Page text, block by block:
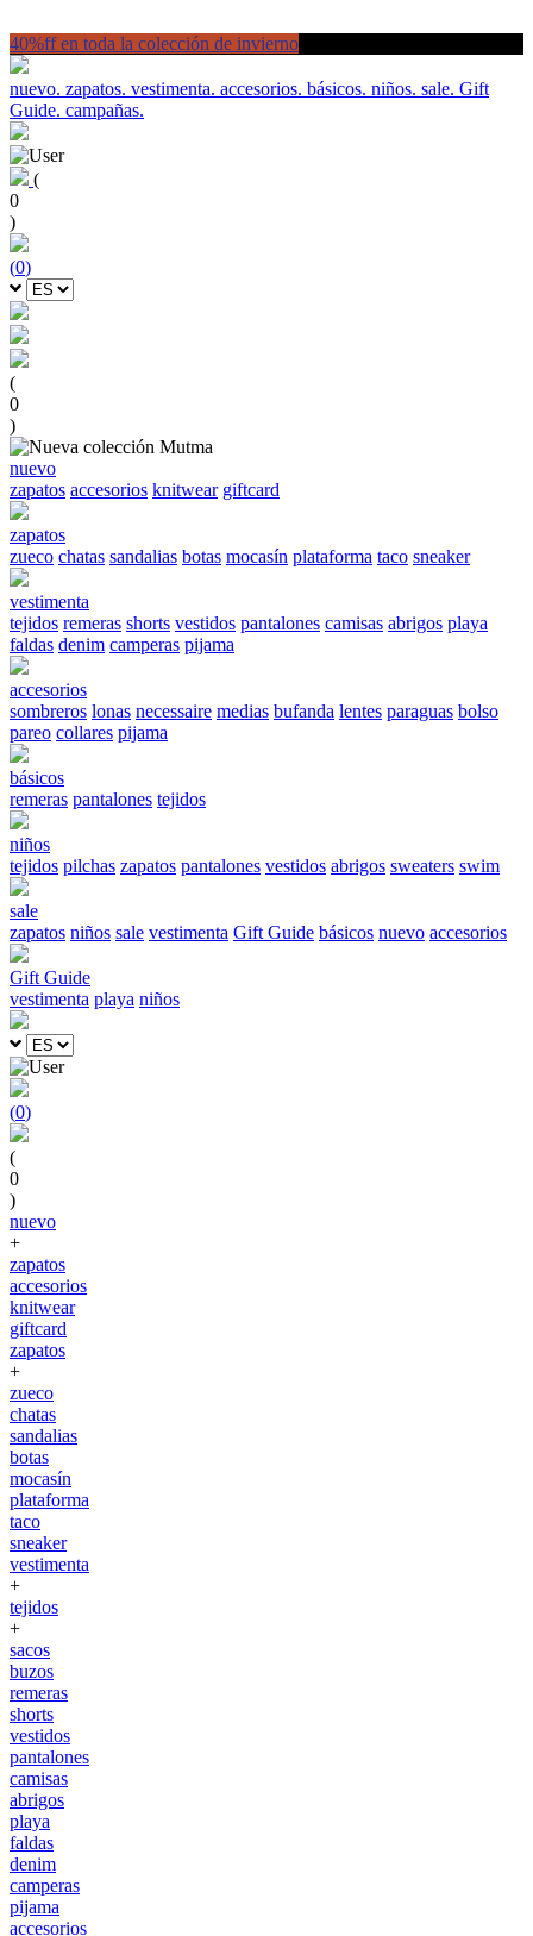
40%ff en toda la colección de invierno
nuevo. zapatos. vestimenta. accesorios. básicos. niños. sale. Gift
Guide. campañas.
(
0
)
(0)
(
0
)
nuevo
zapatos accesorios knitwear giftcard
zapatos
zueco chatas sandalias botas mocasín plataforma taco sneaker
vestimenta
tejidos remeras shorts vestidos pantalones camisas abrigos playa
faldas denim camperas pijama
accesorios
sombreros lonas necessaire medias bufanda lentes paraguas bolso
pareo collares pijama
básicos
remeras pantalones tejidos
niños
tejidos pilchas zapatos pantalones vestidos abrigos sweaters swim
sale
zapatos niños sale vestimenta Gift Guide básicos nuevo accesorios
Gift Guide
vestimenta playa niños
(0)
(
0
)
nuevo
+
zapatos
accesorios
knitwear
giftcard
zapatos
+
zueco
chatas
sandalias
botas
mocasín
plataforma
taco
sneaker
vestimenta
+
tejidos
+
sacos
buzos
remeras
shorts
vestidos
pantalones
camisas
abrigos
playa
faldas
denim
camperas
pijama
accesorios